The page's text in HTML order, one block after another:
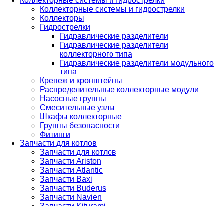
Коллекторные системы и гидрострелки
Коллекторы
Гидрострелки
Гидравлические разделители
Гидравлические разделители
коллекторного типа
Гидравлические разделители модульного
типа
Крепеж и кронштейны
Распределительные коллекторные модули
Насосные группы
Смесительные узлы
Шкафы коллекторные
Группы безопасности
Фитинги
Запчасти для котлов
Запчасти для котлов
Запчасти Ariston
Запчасти Atlantic
Запчасти Baxi
Запчасти Buderus
Запчасти Navien